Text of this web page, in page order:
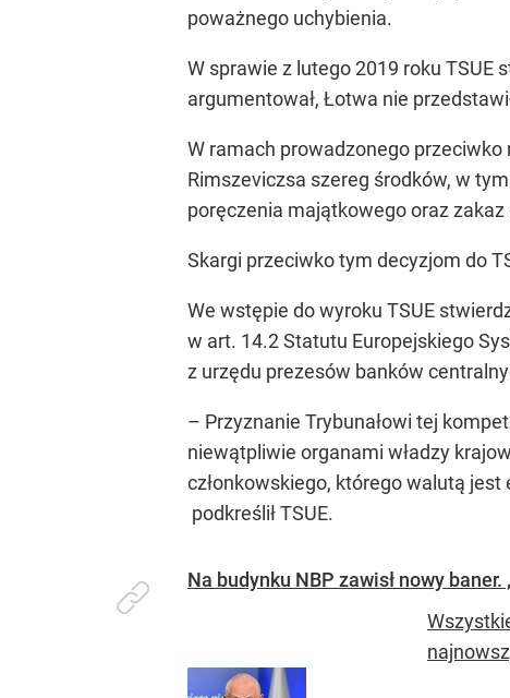
poważnego uchybienia.
W sprawie z lutego 2019 roku
argumentował, Łotwa nie
W ramach prowadzonego przeciwko
Rimszeviczsa szereg środków, w
poręczenia majątkowego oraz
Skargi przeciwko tym decyzjom do
We wstępie do wyroku TSUE
w art. 14.2 Statutu Europejskiego
z urzędu prezesów banków
– Przyznanie Trybunałowi tej
niewątpliwie organami władzy
członkowskiego, którego walutą
podkreślił TSUE.
Na budynku NBP zawisł nowy